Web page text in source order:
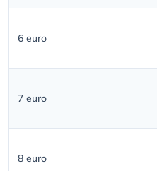
6 euro
7 euro
8 euro